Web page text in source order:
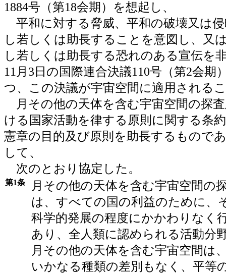
1884号（第18会期）を想起し、
平和に対する脅威、平和の破壊又は
し若しくは助長することを意図し、又
し若しくは助長する恐れのある宣伝を
11月3日の国際連合決議110号（第2会期
つ、この決議が宇宙空間に適用される
月その他の天体を含む宇宙空間の探
ける国家活動を律する原則に関する条
憲章の目的及び原則を助長するもので
して、
次のとおり協定した。
第1条
月その他の天体を含む宇宙空間の
は、すべての国の利益のために、
科学的発展の程度にかかわりなく
あり、全人類に認められる活動分
月その他の天体を含む宇宙空間は
いかなる種類の差別もなく、平等